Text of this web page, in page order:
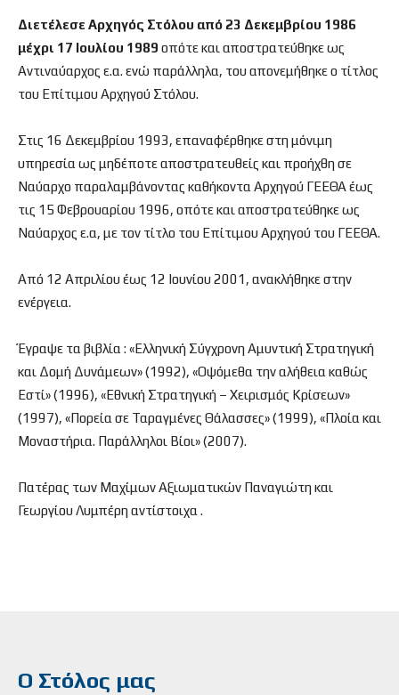
Διετέλεσε Αρχηγός Στόλου από 23 Δεκεμβρίου 1986
μέχρι 17 Ιουλίου 1989 οπότε και αποστρατεύθηκε ως
Αντιναύαρχος ε.α. ενώ παράλληλα, του απονεμήθηκε ο τίτλος
του Επίτιμου Αρχηγού Στόλου.
Στις 16 Δεκεμβρίου 1993, επαναφέρθηκε στη μόνιμη
υπηρεσία ως μηδέποτε αποστρατευθείς και προήχθη σε
Ναύαρχο παραλαμβάνοντας καθήκοντα Αρχηγού ΓΕΕΘΑ έως
τις 15 Φεβρουαρίου 1996, οπότε και αποστρατεύθηκε ως
Ναύαρχος ε.α, με τον τίτλο του Επίτιμου Αρχηγού του ΓΕΕΘΑ.
Από 12 Απριλίου έως 12 Ιουνίου 2001, ανακλήθηκε στην
ενέργεια.
Έγραψε τα βιβλία : «Ελληνική Σύγχρονη Αμυντική Στρατηγική
και Δομή Δυνάμεων» (1992), «Οψόμεθα την αλήθεια καθώς
Εστί» (1996), «Εθνική Στρατηγική – Χειρισμός Κρίσεων»
(1997), «Πορεία σε Ταραγμένες Θάλασσες» (1999), «Πλοία και
Μοναστήρια. Παράλληλοι Βίοι» (2007).
Πατέρας των Μαχίμων Αξιωματικών Παναγιώτη και
Γεωργίου Λυμπέρη αντίστοιχα .
Ο Στόλος μας